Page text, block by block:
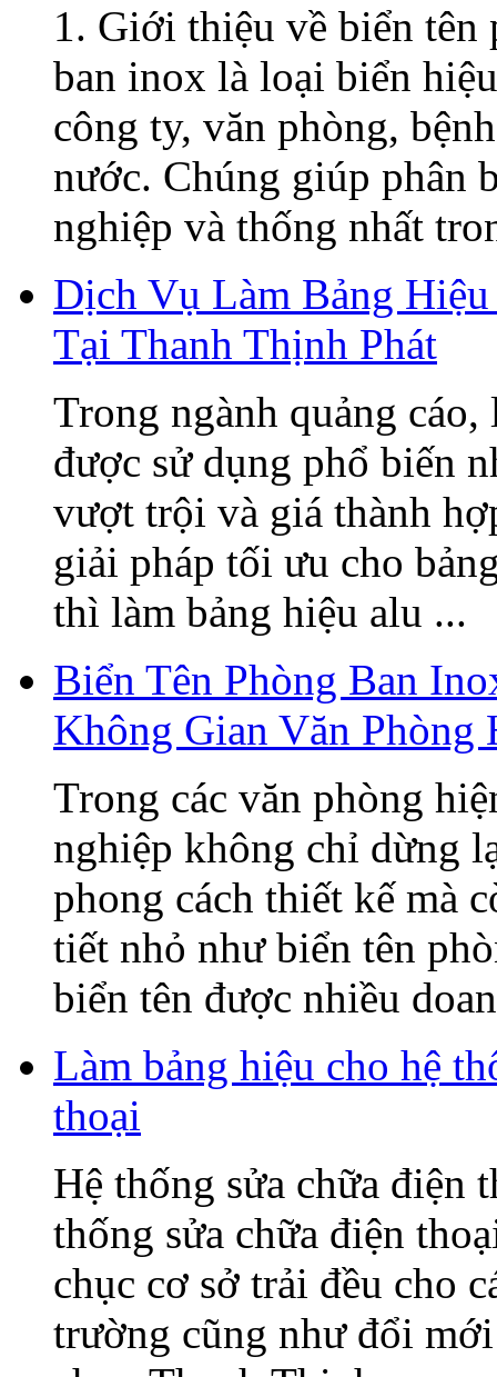
1. Giới thiệu về biển tên
ban inox là loại biển
công ty, văn phòng,
nước. Chúng giúp phân
nghiệp và thống nhất
Dịch Vụ Làm Bảng
Tại Thanh Thịnh Phát
Trong ngành quảng
được sử dụng phổ biến
vượt trội và giá thành
giải pháp tối ưu cho
thì làm bảng hiệu alu ...
Biển Tên Phòng Ban
Không Gian Văn Phòng
Trong các văn phòng
nghiệp không chỉ dừng
phong cách thiết kế mà
tiết nhỏ như biển tên
biển tên được nhiều
Làm bảng hiệu cho hệ
thoại
Hệ thống sửa chữa điện
thống sửa chữa điện
chục cơ sở trải đều cho
trường cũng như đổi